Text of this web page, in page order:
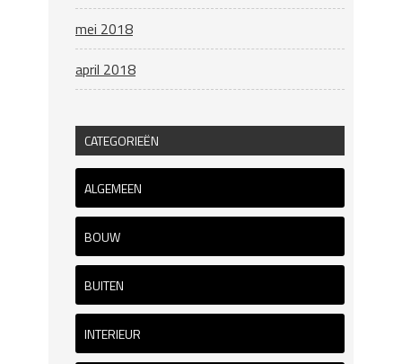
mei 2018
april 2018
CATEGORIEËN
ALGEMEEN
BOUW
BUITEN
INTERIEUR